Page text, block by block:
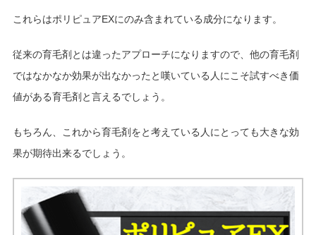
これらはポリピュアEXにのみ含まれている成分になります。
従来の育毛剤とは違ったアプローチになりますので、他の育毛剤
ではなかなか効果が出なかったと嘆いている人にこそ試すべき価
値がある育毛剤と言えるでしょう。
もちろん、これから育毛剤をと考えている人にとっても大きな効
果が期待出来るでしょう。